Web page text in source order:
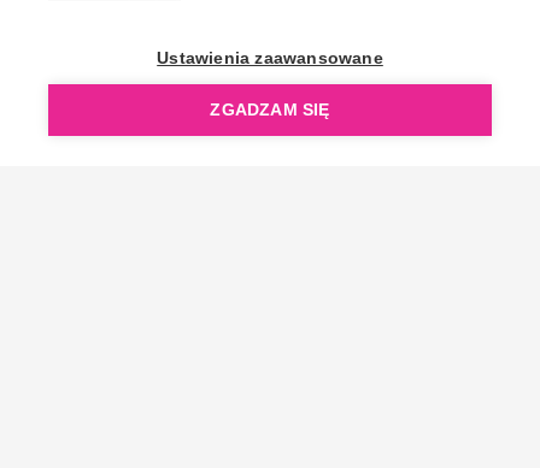
Ustawienia zaawansowane
ZGADZAM SIĘ
OpenGift jest częścią ReflectGroup.